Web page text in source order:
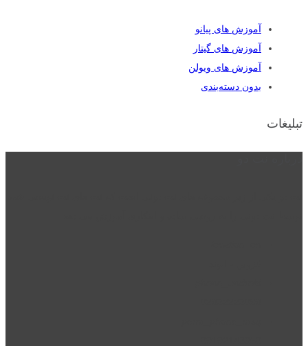
آموزش های پیانو
آموزش های گیتار
آموزش های ویولن
بدون دسته‌بندی
تبلیغات